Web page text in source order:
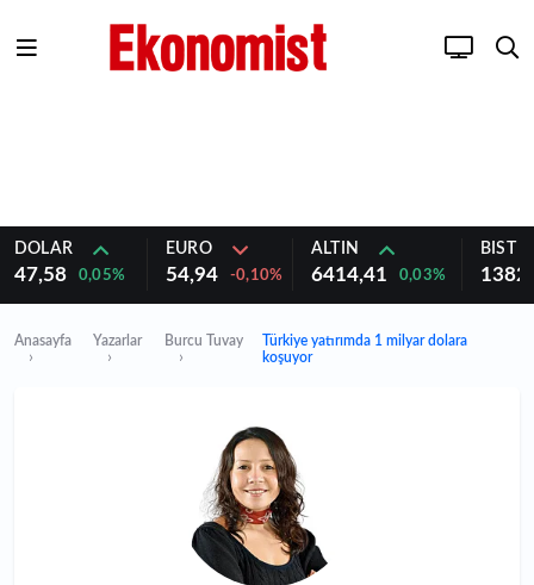
DOLAR
47,58 0,05%
EURO
54,94 -0,10%
ALTIN
6414,41 0,03%
BIST
Anasayfa Yazarlar Burcu Tuvay
Türkiye yatırımda 1 milyar dolara
koşuyor